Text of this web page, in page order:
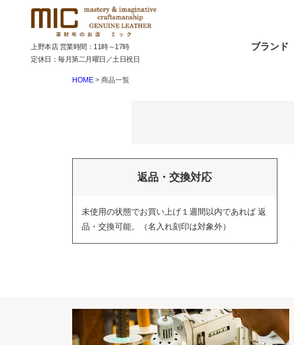
上野本店 営業時間：11時～17時
定休日：毎月第二月曜日／土日祝日
ブランド
HOME 商品一覧
返品・交換対応
未使用の状態でお買い上げ１週間以内であれば 返
品・交換可能。（名入れ刻印は対象外）